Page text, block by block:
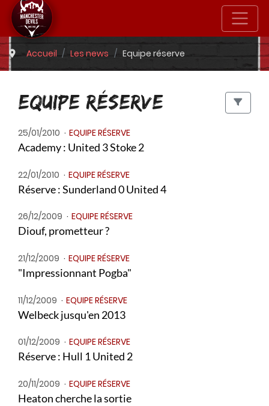
Accueil Les news Equipe réserve
EQUIPE RÉSERVE
25/01/2010 EQUIPE RÉSERVE
Academy : United 3 Stoke 2
22/01/2010 EQUIPE RÉSERVE
Réserve : Sunderland 0 United 4
26/12/2009 EQUIPE RÉSERVE
Diouf, prometteur ?
21/12/2009 EQUIPE RÉSERVE
"Impressionnant Pogba"
11/12/2009 EQUIPE RÉSERVE
Welbeck jusqu'en 2013
01/12/2009 EQUIPE RÉSERVE
Réserve : Hull 1 United 2
20/11/2009 EQUIPE RÉSERVE
Heaton cherche la sortie